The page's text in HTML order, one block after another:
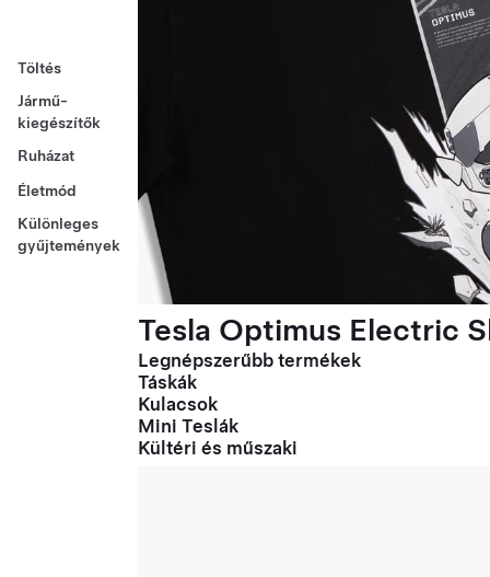
Töltés
Jármű-
kiegészítők
Ruházat
Életmód
Különleges
gyűjtemények
Tesla Optimus Electric
Legnépszerűbb termékek
Táskák
Kulacsok
Mini Teslák
Kültéri és műszaki